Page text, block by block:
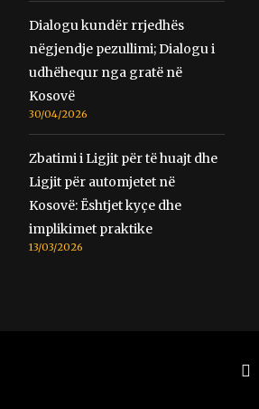
Dialogu kundër rrjedhës
nëgjendje pezullimi; Dialogu i
udhëhequr nga gratë në
Kosovë
30/04/2026
Zbatimi i Ligjit për të huajt dhe
Ligjit për automjetet në
Kosovë: Ështjet kyçe dhe
implikimet praktike
13/03/2026